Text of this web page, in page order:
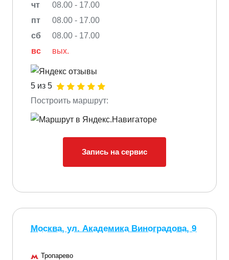
чт
08.00 - 17.00
пт
08.00 - 17.00
сб
08.00 - 17.00
вс
вых.
5 из 5
Построить маршрут:
Запись на сервис
Москва, ул. Академика Виноградова, 9
Тропарево